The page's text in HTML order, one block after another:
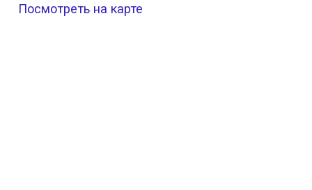
Посмотреть на карте